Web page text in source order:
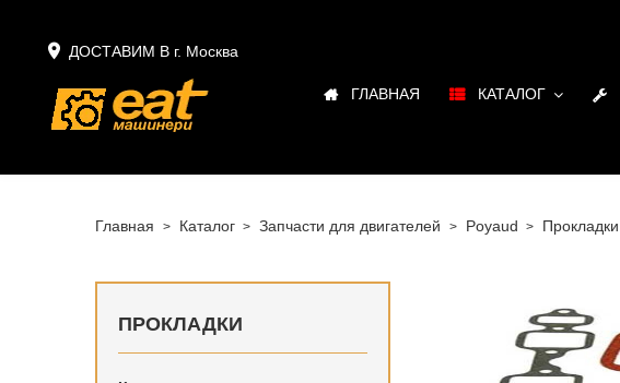
 ДОСТАВИМ В г. Москва
ГЛАВНАЯ КАТАЛОГ
Главная Каталог Запчасти для двигателей Poyaud Прокладки
ПРОКЛАДКИ